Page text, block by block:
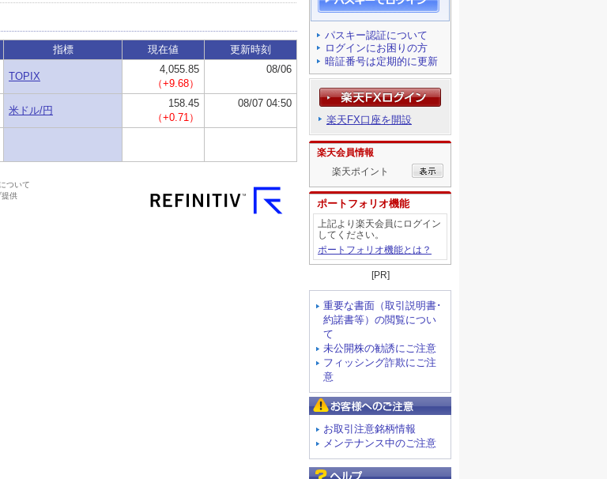
パスキー認証について
ログインにお困りの方
暗証番号は定期的に更新
楽天FX口座を開設
楽天会員情報
楽天ポイント
ポートフォリオ機能
上記より楽天会員にログイン
してください。
ポートフォリオ機能とは？
[PR]
重要な書面（取引説明書･
約諾書等）の閲覧につい
て
未公開株の勧誘にご注意
フィッシング詐欺にご注
意
お取引注意銘柄情報
メンテナンス中のご注意